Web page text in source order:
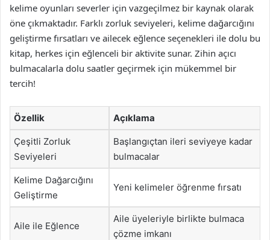
kelime oyunları severler için vazgeçilmez bir kaynak olarak
öne çıkmaktadır. Farklı zorluk seviyeleri, kelime dağarcığını
geliştirme fırsatları ve ailecek eğlence seçenekleri ile dolu bu
kitap, herkes için eğlenceli bir aktivite sunar. Zihin açıcı
bulmacalarla dolu saatler geçirmek için mükemmel bir
tercih!
Özellik Açıklama
Çeşitli Zorluk
Seviyeleri
Başlangıçtan ileri seviyeye kadar
bulmacalar
Kelime Dağarcığını
Geliştirme
Yeni kelimeler öğrenme fırsatı
Aile ile Eğlence
Aile üyeleriyle birlikte bulmaca
çözme imkanı